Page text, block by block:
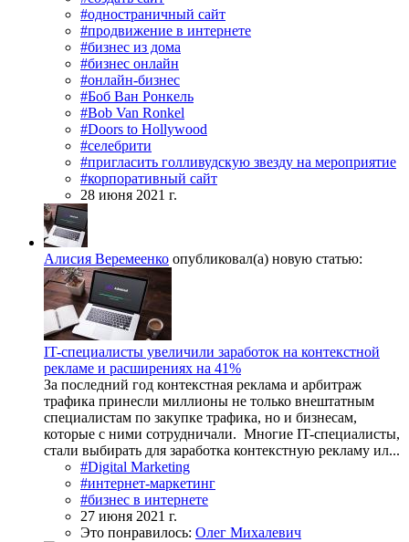
#одностраничный сайт
#продвижение в интернете
#бизнес из дома
#бизнес онлайн
#онлайн-бизнес
#Боб Ван Ронкель
#Bob Van Ronkel
#Doors to Hollywood
#селебрити
#пригласить голливудскую звезду на мероприятие
#корпоративный сайт
28 июня 2021 г.
Алисия Веремеенко опубликовал(а) новую статью:
IT-специалисты увеличили заработок на контекстной
рекламе и расширениях на 41%
За последний год контекстная реклама и арбитраж
трафика принесли миллионы не только внештатным
специалистам по закупке трафика, но и бизнесам,
которые с ними сотрудничали. Многие IT-специалисты,
стали выбирать для заработка контекстную рекламу ил...
#Digital Marketing
#интернет-маркетинг
#бизнес в интернете
27 июня 2021 г.
Это понравилось: Олег Михалевич